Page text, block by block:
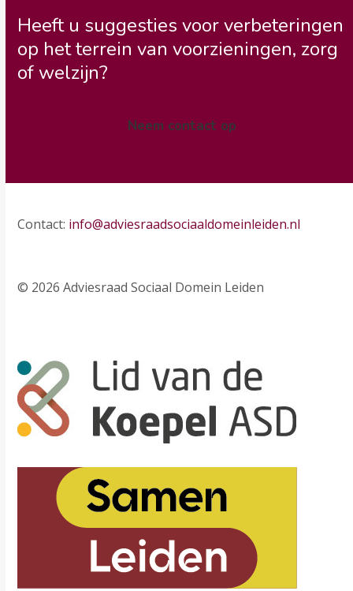
Heeft u suggesties voor verbeteringen
op het terrein van voorzieningen, zorg
of welzijn?
Neem contact op
Contact: info@adviesraadsociaaldomeinleiden.nl
© 2026 Adviesraad Sociaal Domein Leiden